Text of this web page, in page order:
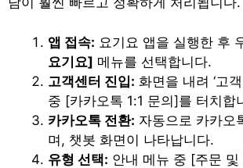
앱 접속: 요기요 앱을 실행한 후
요기요] 메뉴를 선택합니다.
고객센터 진입: 화면을 내려 ‘고
중 [카카오톡 1:1 문의]를 터치합
카카오톡 전환: 자동으로 카카오
며, 챗봇 화면이 나타납니다.
유형 선택: 안내 메뉴 중 [주문